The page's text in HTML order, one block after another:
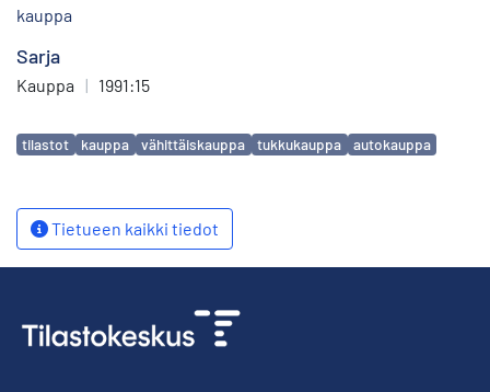
kauppa
Sarja
Kauppa | 1991:15
Avainsanat
tilastot kauppa vähittäiskauppa tukkukauppa autokauppa
Tietueen kaikki tiedot